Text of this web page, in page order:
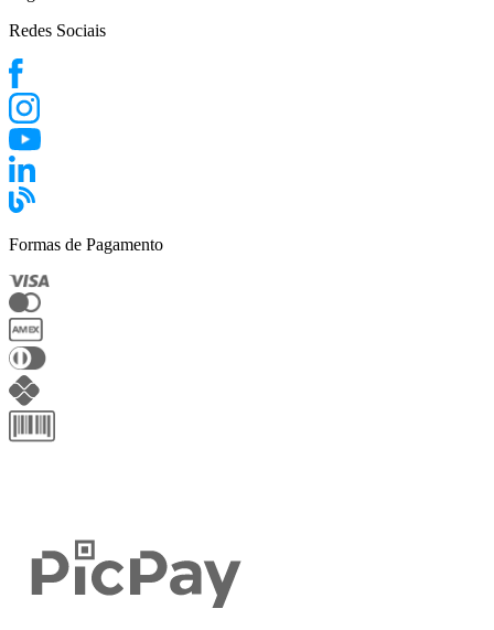
Redes Sociais
Formas de Pagamento